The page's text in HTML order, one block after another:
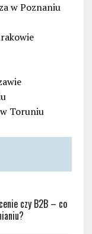
w Poznaniu
Toruniu
czy B2B – co